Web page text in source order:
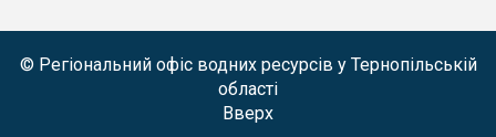
© Регіональний офіс водних ресурсів у Тернопільській
області
Вверх